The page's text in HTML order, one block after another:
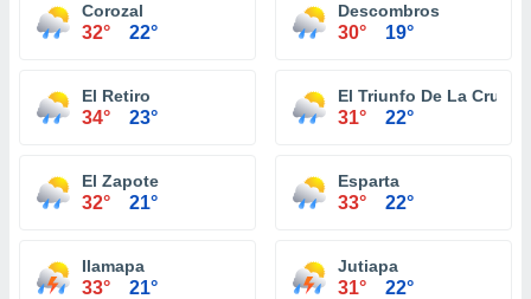
Corozal
32° 22°
Descombros
30° 19°
El Retiro
34° 23°
El Triunfo De La Cruz
31° 22°
El Zapote
32° 21°
Esparta
33° 22°
Ilamapa
33° 21°
Jutiapa
31° 22°